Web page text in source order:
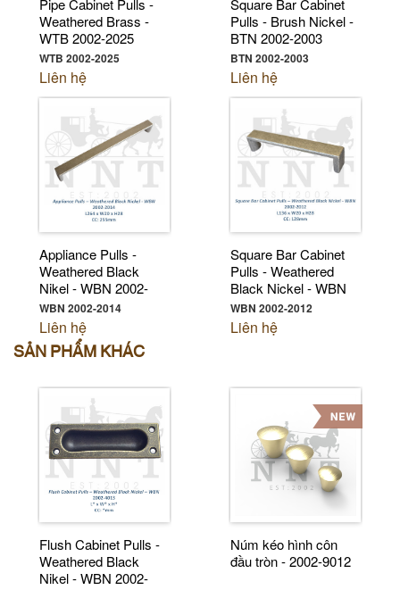
Pipe Cabinet Pulls -
Weathered Brass -
WTB 2002-2025
WTB 2002-2025
Liên hệ
Square Bar Cabinet
Pulls - Brush Nickel -
BTN 2002-2003
BTN 2002-2003
Liên hệ
Appliance Pulls -
Weathered Black
Nikel - WBN 2002-
2014
WBN 2002-2014
Liên hệ
Square Bar Cabinet
Pulls - Weathered
Black Nickel - WBN
2002-2012
WBN 2002-2012
Liên hệ
SẢN PHẨM KHÁC
Flush Cabinet Pulls -
Weathered Black
Nikel - WBN 2002-
Núm kéo hình côn
đầu tròn - 2002-9012